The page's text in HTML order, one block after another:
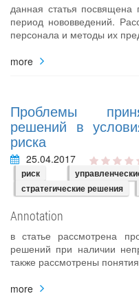
данная статья
период нововведений.
персонала и методы их
more
Проблемы
решений в
риска
25.04.2017
риск
стратегические решения
Annotation
в статье рассмотрена
решений при наличии
также рассмотрены
more